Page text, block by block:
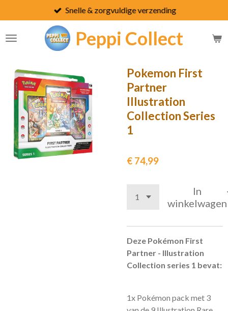
direct
naar
Peppi Collect
Snelle & zorgvuldige verzending
Pokemon First
Partner
Illustration
Collection Series
1
€ 74,99
In
winkelwagen
Deze Pokémon First
Partner - Illustration
Collection series 1 bevat:
1x Pokémon pack met 3